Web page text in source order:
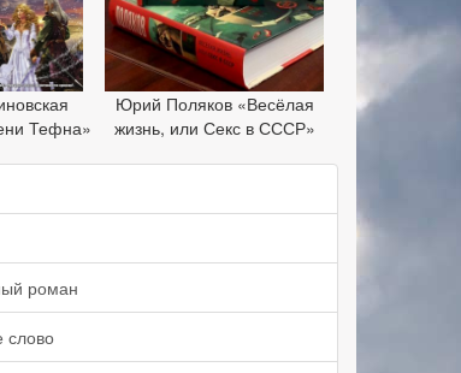
Тефна»
Юрий Поляков «Весёлая
жизнь, или Секс в СССР»
роман
слово